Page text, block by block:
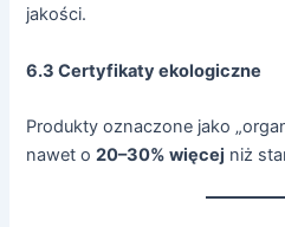
jakości.
6.3 Certyfikaty ekologiczne
Produkty oznaczone jako
nawet o20–30% więcej niż